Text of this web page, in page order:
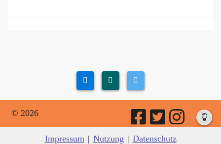
© 2026
Impressum | Nutzung | Datenschutz